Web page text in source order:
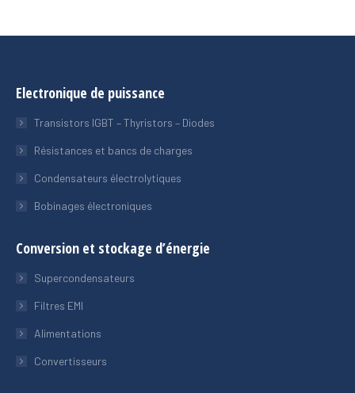
Electronique de puissance
Transistors IGBT – Thyristors – Diodes
Résistances et bancs de charges
Condensateurs électrolytiques
Bobinages électroniques
Conversion et stockage d’énergie
Supercondensateurs
Filtres EMI
Alimentations
Convertisseurs